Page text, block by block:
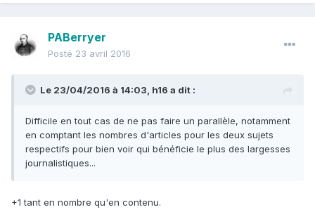
PABerryer
Posté 23 avril 2016
Le 23/04/2016 à 14:03, h16 a dit :
Difficile en tout cas de ne pas faire un parallèle, notamment
en comptant les nombres d'articles pour les deux sujets
respectifs pour bien voir qui bénéficie le plus des largesses
journalistiques...
+1 tant en nombre qu'en contenu.